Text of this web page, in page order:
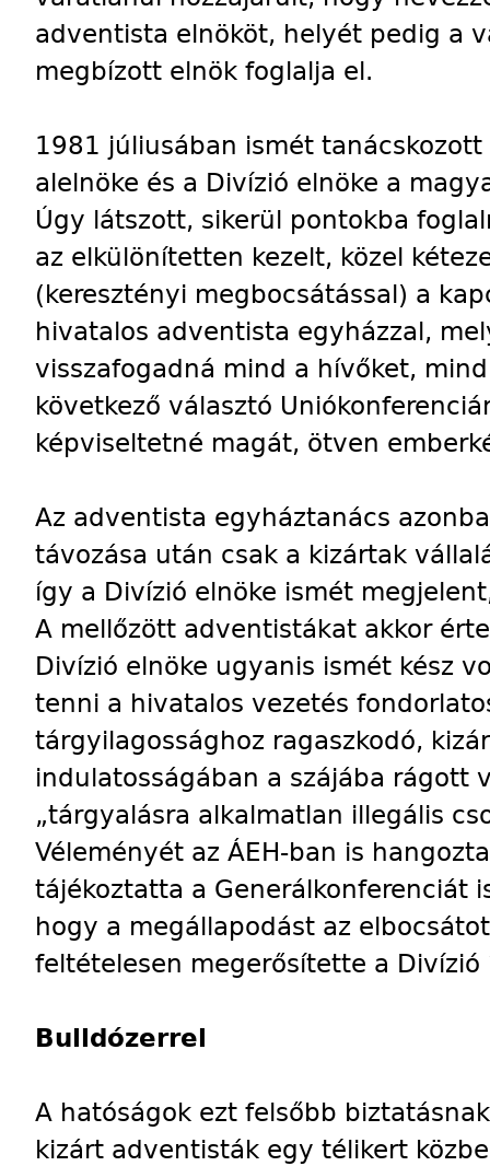
adventista elnököt, helyét pedig a
megbízott elnök foglalja el.
1981 júliusában ismét
alelnöke és a Divízió elnöke a
Úgy látszott, sikerül pontokba
az elkülönítetten kezelt, közel
(keresztényi megbocsátással) a
hivatalos adventista egyházzal,
visszafogadná mind a hívőket,
következő választó
képviseltetné magát, ötven
Az adventista egyháztanács
távozása után csak a kizártak
így a Divízió elnöke ismét
A mellőzött adventistákat akkor
Divízió elnöke ugyanis ismét kész
tenni a hivatalos vezetés
tárgyilagossághoz ragaszkodó,
indulatosságában a szájába rágott
„tárgyalásra alkalmatlan illegális
Véleményét az ÁEH-ban is
tájékoztatta a Generálkonferenciát
hogy a megállapodást az
feltételesen megerősítette a
Bulldózerrel
A hatóságok ezt felsőbb
kizárt adventisták egy télikert